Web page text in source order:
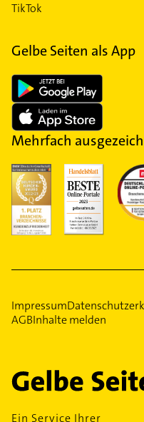
TikTok
Gelbe Seiten als App
Mehrfach
Impressum
AGBInhalte melden
Ein Service Ihrer